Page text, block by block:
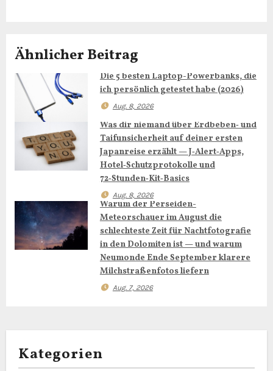
s
n
v
a
t
Ähnlicher Beitrag
Die 5 besten Laptop-Powerbanks, die
ich persönlich getestet habe (2026)
Aug. 8, 2026
Was dir niemand über Erdbeben‑ und
Taifunsicherheit auf deiner ersten
Japanreise erzählt — J‑Alert‑Apps,
Hotel‑Schutzprotokolle und
72‑Stunden‑Kit‑Basics
Aug. 8, 2026
Warum der Perseiden-
Meteorschauer im August die
schlechteste Zeit für Nachtfotografie
in den Dolomiten ist — und warum
Neumonde Ende September klarere
Milchstraßenfotos liefern
Aug. 7, 2026
Kategorien